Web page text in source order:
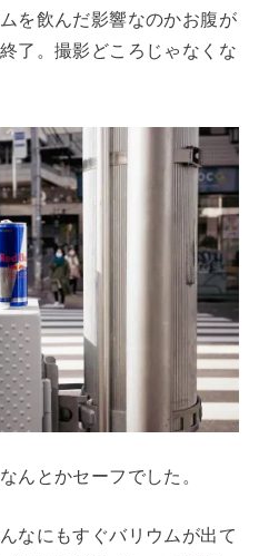
を飲んだ影響なのかお腹が
了。撮影どころじゃなくな
んとかセーフでした。
なにもすぐバリウムが出て